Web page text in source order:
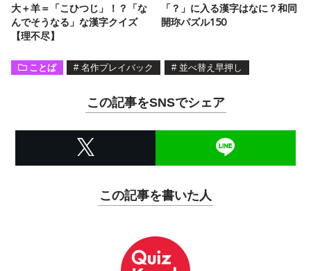
大＋羊＝「こひつじ」！？「な
んでそうなる」な漢字クイズ
【理不尽】
「？」に入る漢字はなに？和同
開珎パズル150
ことば # 名作プレイバック # 並べ替え早押し
この記事をSNSでシェア
この記事を書いた人